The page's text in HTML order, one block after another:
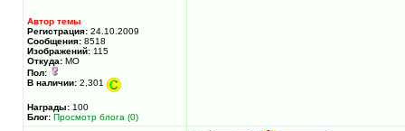
Автор темы
Регистрация: 24.10.2009
Сообщения: 8518
Изображений: 115
Откуда: МО
Пол:
В наличии: 2,301
Награды: 100
Блог: Просмотр блога (0)